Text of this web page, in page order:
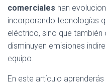
comerciales han
incorporando tecnologías
eléctrico, sino que también
disminuyen emisiones
equipo.
En este artículo